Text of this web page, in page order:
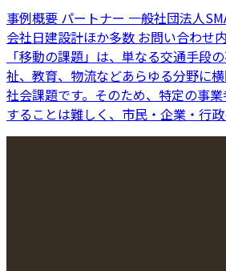
事例概要 パートナー 一般社団法人
会社日建設計ほか多数 お問い合わせ
「移動の課題」は、単なる交通手段
祉、教育、物流などあらゆる分野に
社会課題です。そのため、特定の事
することは難しく、市民・企業・行